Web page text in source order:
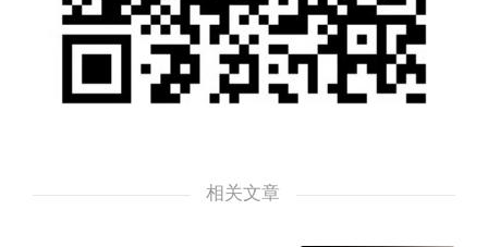
这个随波逐流成为常态，千车一面成为标签的
市场，阿维塔始终忠于原创，不断超越经典，
致力于为用户提供高颜值、高智能、高价值的
相关文章